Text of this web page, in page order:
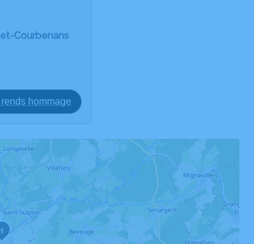
Courbenans
hommage
1